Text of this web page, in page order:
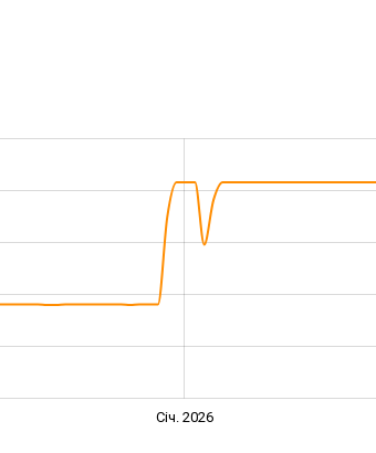
Січ. 2026